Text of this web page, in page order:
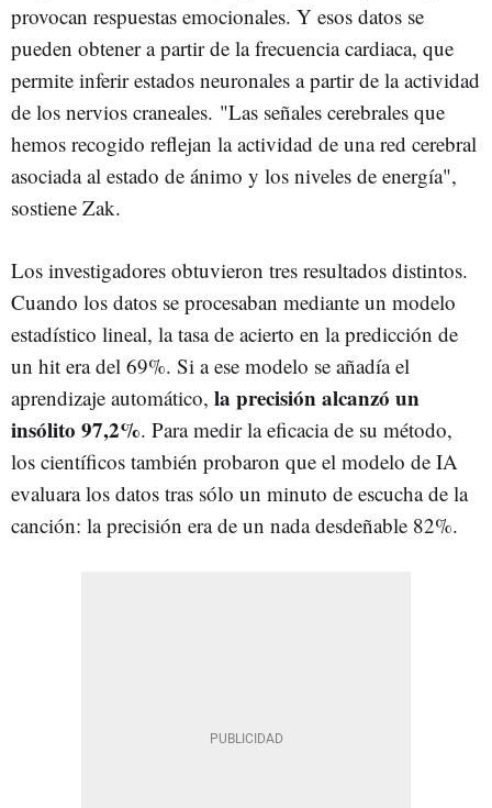
provocan respuestas emocionales. Y esos datos se
pueden obtener a partir de la frecuencia cardiaca, que
permite inferir estados neuronales a partir de la actividad
de los nervios craneales. "Las señales cerebrales que
hemos recogido reflejan la actividad de una red cerebral
asociada al estado de ánimo y los niveles de energía",
sostiene Zak.
Los investigadores obtuvieron tres resultados distintos.
Cuando los datos se procesaban mediante un modelo
estadístico lineal, la tasa de acierto en la predicción de
un hit era del 69%. Si a ese modelo se añadía el
aprendizaje automático, la precisión alcanzó un
insólito 97,2%. Para medir la eficacia de su método,
los científicos también probaron que el modelo de IA
evaluara los datos tras sólo un minuto de escucha de la
canción: la precisión era de un nada desdeñable 82%.